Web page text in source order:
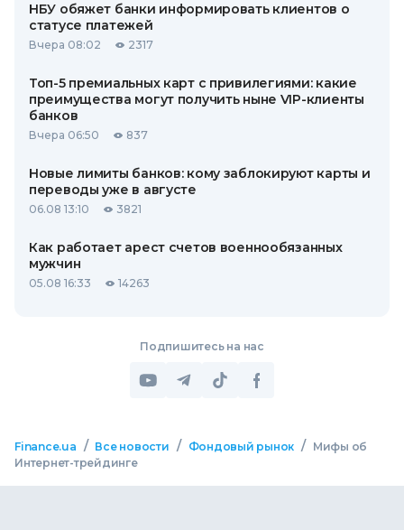
НБУ обяжет банки информировать клиентов о
статусе платежей
Вчера 08:02 2317
Топ-5 премиальных карт с привилегиями: какие
преимущества могут получить ныне VIP-клиенты
банков
Вчера 06:50 837
Новые лимиты банков: кому заблокируют карты и
переводы уже в августе
06.08 13:10 3821
Как работает арест счетов военнообязанных
мужчин
05.08 16:33 14263
Подпишитесь на нас
Finance.ua / Все новости / Фондовый рынок /
Мифы об
Интернет-трейдинге